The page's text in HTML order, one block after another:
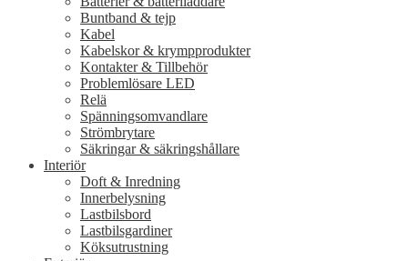
Buntband & tejp
Kabel
Kabelskor & krympprodukter
Kontakter & Tillbehör
Problemlösare LED
Relä
Spänningsomvandlare
Strömbrytare
Säkringar & säkringshållare
Interiör
Doft & Inredning
Innerbelysning
Lastbilsbord
Lastbilsgardiner
Köksutrustning